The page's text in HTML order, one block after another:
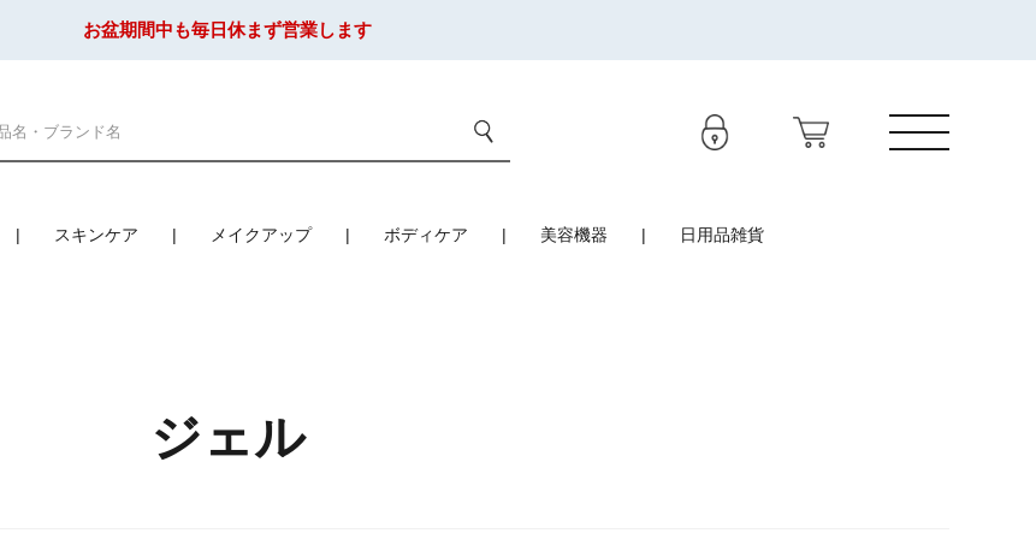
お盆期間中も毎日休まず営業します
スキンケア メイクアップ ボディケア 美容機器 日用品雑貨
ジェル